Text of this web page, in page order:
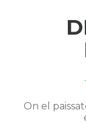
On el